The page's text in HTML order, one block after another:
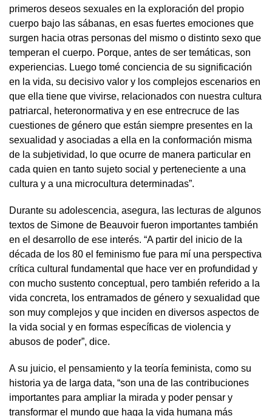
primeros deseos sexuales en la exploración del propio
cuerpo bajo las sábanas, en esas fuertes emociones que
surgen hacia otras personas del mismo o distinto sexo que
temperan el cuerpo. Porque, antes de ser temáticas, son
experiencias. Luego tomé conciencia de su significación
en la vida, su decisivo valor y los complejos escenarios en
que ella tiene que vivirse, relacionados con nuestra cultura
patriarcal, heteronormativa y en ese entrecruce de las
cuestiones de género que están siempre presentes en la
sexualidad y asociadas a ella en la conformación misma
de la subjetividad, lo que ocurre de manera particular en
cada quien en tanto sujeto social y perteneciente a una
cultura y a una microcultura determinadas”.
Durante su adolescencia, asegura, las lecturas de algunos
textos de Simone de Beauvoir fueron importantes también
en el desarrollo de ese interés. “A partir del inicio de la
década de los 80 el feminismo fue para mí una perspectiva
crítica cultural fundamental que hace ver en profundidad y
con mucho sustento conceptual, pero también referido a la
vida concreta, los entramados de género y sexualidad que
son muy complejos y que inciden en diversos aspectos de
la vida social y en formas específicas de violencia y
abusos de poder”, dice.
A su juicio, el pensamiento y la teoría feminista, como su
historia ya de larga data, “son una de las contribuciones
importantes para ampliar la mirada y poder pensar y
transformar el mundo que haga la vida humana más